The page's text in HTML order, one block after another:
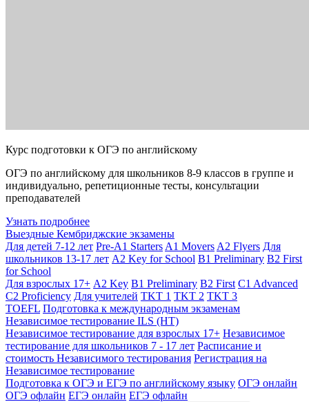
Курс подготовки к ОГЭ по английскому
ОГЭ по английскому для школьников 8-9 классов в группе и
индивидуально, репетиционные тесты, консультации
преподавателей
Узнать подробнее
Выездные Кембриджские экзамены
Для детей 7-12 лет Pre-A1 Starters A1 Movers A2 Flyers Для
школьников 13-17 лет A2 Key for School B1 Preliminary B2 First
for School
Для взрослых 17+ A2 Key B1 Preliminary B2 First C1 Advanced
C2 Proficiency Для учителей TKT 1 TKT 2 TKT 3
TOEFL Подготовка к международным экзаменам
Независимое тестирование ILS (НТ)
Независимое тестирование для взрослых 17+ Независимое
тестирование для школьников 7 - 17 лет Расписание и
стоимость Независимого тестирования Регистрация на
Независимое тестирование
Подготовка к ОГЭ и ЕГЭ по английскому языку ОГЭ онлайн
ОГЭ офлайн ЕГЭ онлайн ЕГЭ офлайн